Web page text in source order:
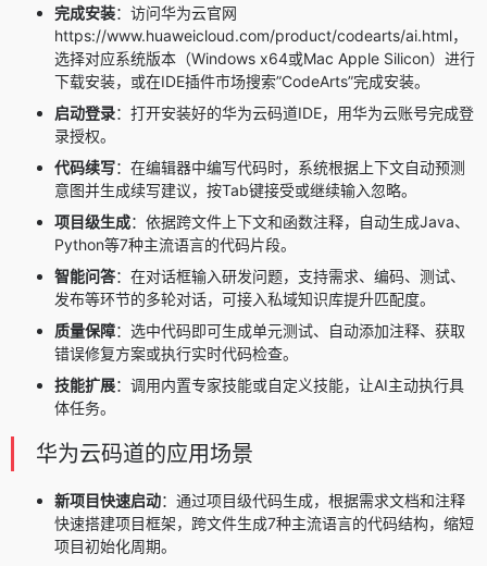
完成安装：访问华为云官网
https://www.huaweicloud.com/product/codearts/ai.html，
选择对应系统版本（Windows x64或Mac Apple Silicon）进行
下载安装，或在IDE插件市场搜索”CodeArts”完成安装。
启动登录：打开安装好的华为云码道IDE，用华为云账号完成登
录授权。
代码续写：在编辑器中编写代码时，系统根据上下文自动预测
意图并生成续写建议，按Tab键接受或继续输入忽略。
项目级生成：依据跨文件上下文和函数注释，自动生成Java、
Python等7种主流语言的代码片段。
智能问答：在对话框输入研发问题，支持需求、编码、测试、
发布等环节的多轮对话，可接入私域知识库提升匹配度。
质量保障：选中代码即可生成单元测试、自动添加注释、获取
错误修复方案或执行实时代码检查。
技能扩展：调用内置专家技能或自定义技能，让AI主动执行具
体任务。
华为云码道的应用场景
新项目快速启动：通过项目级代码生成，根据需求文档和注释
快速搭建项目框架，跨文件生成7种主流语言的代码结构，缩短
项目初始化周期。